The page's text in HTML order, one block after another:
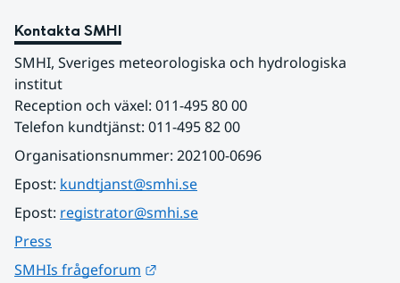
Kontakta SMHI
SMHI, Sveriges meteorologiska och hydrologiska
institut
Reception och växel: 011-495 80 00
Telefon kundtjänst: 011-495 82 00
Organisationsnummer: 202100-0696
Epost: kundtjanst@smhi.se
Epost: registrator@smhi.se
Press
SMHIs frågeforum